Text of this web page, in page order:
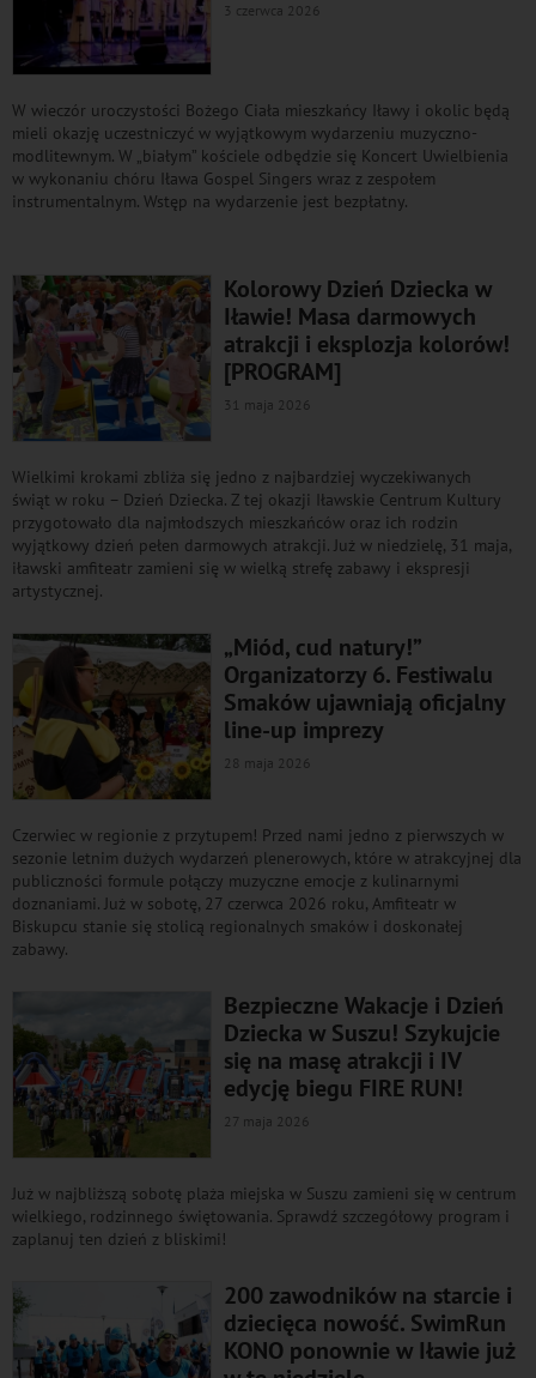
3 czerwca 2026
W wieczór uroczystości Bożego Ciała mieszkańcy Iławy i okolic będą
mieli okazję uczestniczyć w wyjątkowym wydarzeniu muzyczno-
modlitewnym. W „białym” kościele odbędzie się Koncert Uwielbienia
w wykonaniu chóru Iława Gospel Singers wraz z zespołem
instrumentalnym. Wstęp na wydarzenie jest bezpłatny.
Kolorowy Dzień Dziecka w
Iławie! Masa darmowych
atrakcji i eksplozja kolorów!
[PROGRAM]
31 maja 2026
Wielkimi krokami zbliża się jedno z najbardziej wyczekiwanych
świąt w roku – Dzień Dziecka. Z tej okazji Iławskie Centrum Kultury
przygotowało dla najmłodszych mieszkańców oraz ich rodzin
wyjątkowy dzień pełen darmowych atrakcji. Już w niedzielę, 31 maja,
iławski amfiteatr zamieni się w wielką strefę zabawy i ekspresji
artystycznej.
„Miód, cud natury!”
Organizatorzy 6. Festiwalu
Smaków ujawniają oficjalny
line-up imprezy
28 maja 2026
Czerwiec w regionie z przytupem! Przed nami jedno z pierwszych w
sezonie letnim dużych wydarzeń plenerowych, które w atrakcyjnej dla
publiczności formule połączy muzyczne emocje z kulinarnymi
doznaniami. Już w sobotę, 27 czerwca 2026 roku, Amfiteatr w
Biskupcu stanie się stolicą regionalnych smaków i doskonałej
zabawy.
Bezpieczne Wakacje i Dzień
Dziecka w Suszu! Szykujcie
się na masę atrakcji i IV
edycję biegu FIRE RUN!
27 maja 2026
Już w najbliższą sobotę plaża miejska w Suszu zamieni się w centrum
wielkiego, rodzinnego świętowania. Sprawdź szczegółowy program i
zaplanuj ten dzień z bliskimi!
200 zawodników na starcie i
dziecięca nowość. SwimRun
KONO ponownie w Iławie już